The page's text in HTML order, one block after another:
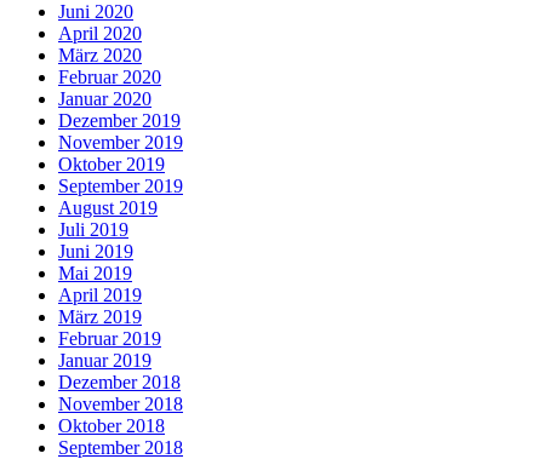
Juni 2020
April 2020
März 2020
Februar 2020
Januar 2020
Dezember 2019
November 2019
Oktober 2019
September 2019
August 2019
Juli 2019
Juni 2019
Mai 2019
April 2019
März 2019
Februar 2019
Januar 2019
Dezember 2018
November 2018
Oktober 2018
September 2018